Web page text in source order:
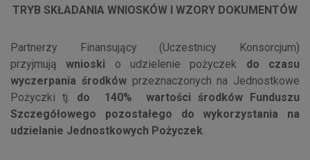
TRYB SKŁADANIA WNIOSKÓW I WZORY DOKUMENTÓW
Partnerzy Finansujący (Uczestnicy Konsorcjum)
przyjmująwnioski o udzielenie pożyczek do czasu
wyczerpania środkówprzeznaczonych na Jednostkowe
Pożyczki tj. do 140% wartości środków Funduszu
Szczegółowego pozostałego do wykorzystania na
udzielanie Jednostkowych Pożyczek.